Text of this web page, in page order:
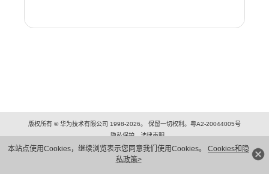
本站点使用Cookies，继续浏览表示您同意我们使用Cookies。 Cookies和隐
私政策>
版权所有 © 华为技术有限公司 1998-2026。 保留一切权利。粤A2-20044005号
隐私保护
法律声明